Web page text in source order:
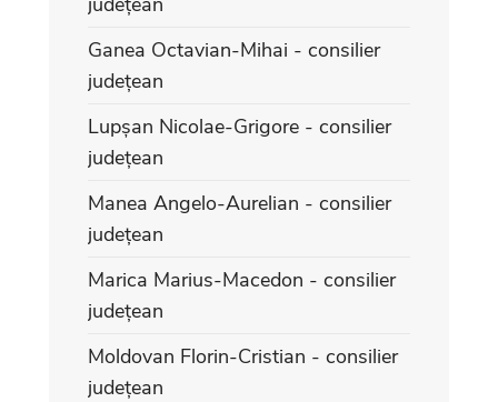
Ganea Octavian-Mihai - consilier
județean
Lupșan Nicolae-Grigore - consilier
județean
Manea Angelo-Aurelian - consilier
județean
Marica Marius-Macedon - consilier
județean
Moldovan Florin-Cristian - consilier
județean